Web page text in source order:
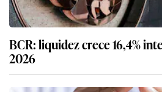
BCR: liquidez crece 16,4%
2026